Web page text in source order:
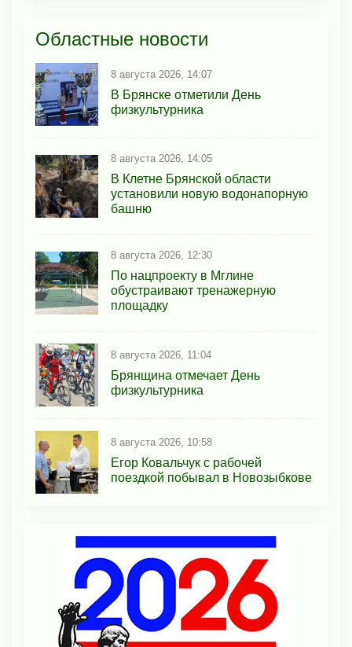
Областные новости
8 августа 2026, 14:07
В Брянске отметили День
физкультурника
8 августа 2026, 14:05
В Клетне Брянской области
установили новую водонапорную
башню
8 августа 2026, 12:30
По нацпроекту в Мглине
обустраивают тренажерную
площадку
8 августа 2026, 11:04
Брянщина отмечает День
физкультурника
8 августа 2026, 10:58
Егор Ковальчук с рабочей
поездкой побывал в Новозыбкове